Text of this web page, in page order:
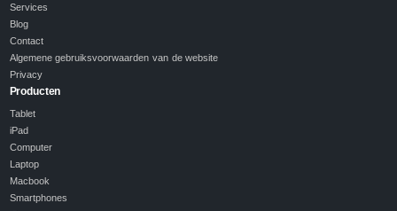
Services
Blog
Contact
Algemene gebruiksvoorwaarden van de website
Privacy
Producten
Tablet
iPad
Computer
Laptop
Macbook
Smartphones